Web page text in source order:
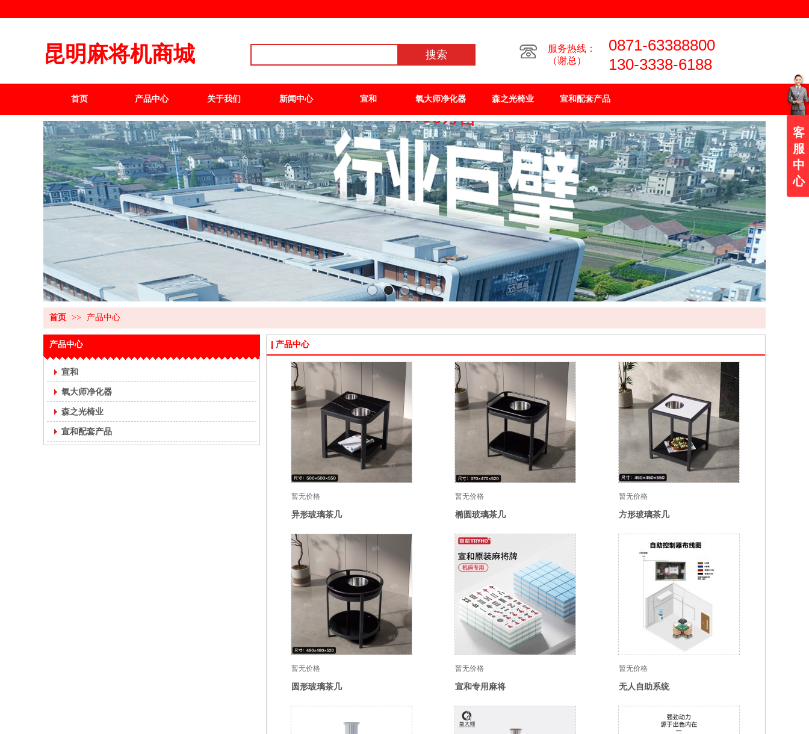
搜索
昆明麻将机商城
服务热线：
（谢总）
0871-63388800
130-3338-6188
首页 产品中心 关于我们 新闻中心 宣和 氧大师净化器 森之光椅业 宣和配套产品
首页 >> 产品中心
产品中心
宣和
氧大师净化器
森之光椅业
宣和配套产品
产品中心
暂无价格
异形玻璃茶几
暂无价格
椭圆玻璃茶几
暂无价格
方形玻璃茶几
暂无价格
圆形玻璃茶几
暂无价格
宣和专用麻将
暂无价格
无人自助系统
客
服
中
心